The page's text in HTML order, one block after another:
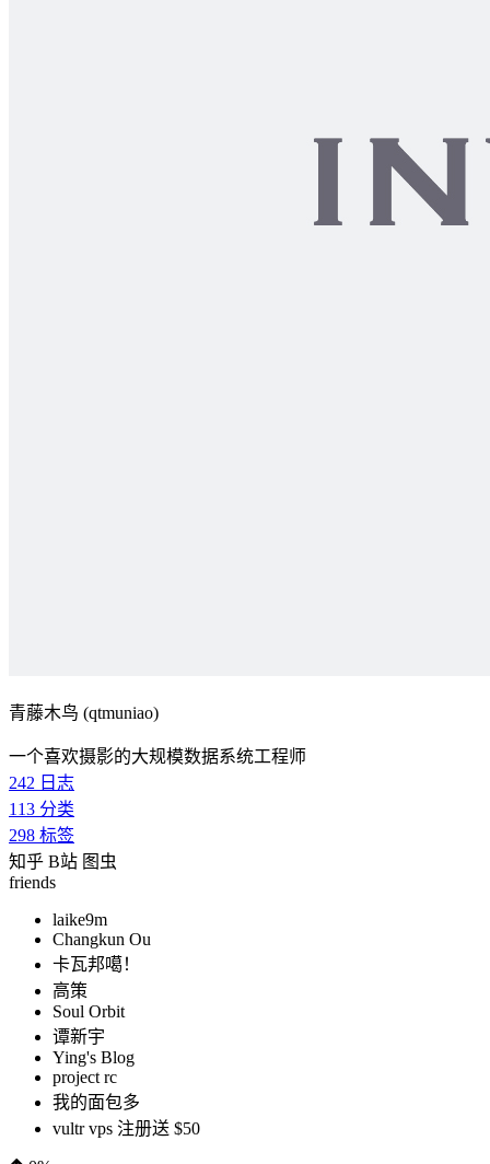
青藤木鸟 (qtmuniao)
一个喜欢摄影的大规模数据系统工程师
242 日志
113 分类
298 标签
知乎 B站 图虫
friends
laike9m
Changkun Ou
卡瓦邦噶！
高策
Soul Orbit
谭新宇
Ying's Blog
project rc
我的面包多
vultr vps 注册送 $50